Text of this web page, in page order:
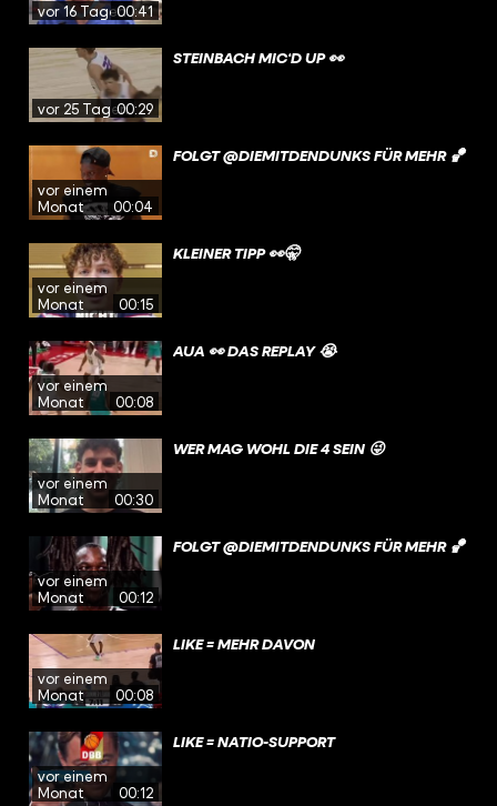
vor 16 Tagen00:41
vor 25 Tagen00:29
STEINBACH MIC‘D UP 👀
vor einem
Monat
00:04
FOLGT @DIEMITDENDUNKS FÜR MEHR 🏀
vor einem
Monat
00:15
KLEINER TIPP 👀🤫
vor einem
Monat
00:08
AUA 👀 DAS REPLAY 😭
vor einem
Monat
00:30
WER MAG WOHL DIE 4 SEIN 😜
vor einem
Monat
00:12
FOLGT @DIEMITDENDUNKS FÜR MEHR 🏀
vor einem
Monat
00:08
LIKE = MEHR DAVON
vor einem
Monat
00:12
LIKE = NATIO-SUPPORT